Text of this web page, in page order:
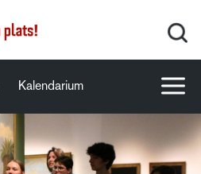
Kalendarium